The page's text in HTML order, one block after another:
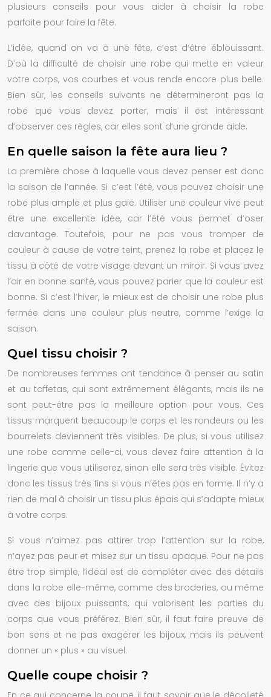
plusieurs conseils pour vous aider à choisir la robe
parfaite pour faire la fête.
L’idée, quand on va à une fête, c’est d’être éblouissant.
D’où la difficulté de choisir une robe qui mette en valeur
votre corps, vos courbes et vous rende encore plus belle.
Bien sûr, les conseils suivants ne détermineront pas la
robe que vous devez porter, mais il est intéressant
d’observer ces règles, car elles sont d’une grande aide.
En quelle saison la fête aura lieu ?
La première chose à laquelle vous devez penser est donc
la saison de l’année. Si c’est l’été, vous pouvez choisir une
robe plus ample et plus gaie. Utiliser une couleur vive peut
être une excellente idée, car l’été vous permet d’oser
davantage. Toutefois, pour ne pas vous tromper de
couleur à cause de votre teint, prenez la robe et placez le
tissu à côté de votre visage devant un miroir. Si vous avez
l’air en bonne santé, vous pouvez parier que la couleur est
bonne. Si c’est l’hiver, le mieux est de choisir une robe plus
fermée dans une couleur plus neutre, comme l’exige la
saison.
Quel tissu choisir ?
De nombreuses femmes ont tendance à penser au satin
et au taffetas, qui sont extrêmement élégants, mais ils ne
sont peut-être pas la meilleure option pour vous. Ces
tissus marquent beaucoup le corps et les rondeurs ou les
bourrelets deviennent très visibles. De plus, si vous utilisez
une robe comme celle-ci, vous devez faire attention à la
lingerie que vous utiliserez, sinon elle sera très visible. Évitez
donc les tissus très fins si vous n’êtes pas en forme. Il n’y a
rien de mal à choisir un tissu plus épais qui s’adapte mieux
à votre corps.
Si vous n’aimez pas attirer trop l’attention sur la robe,
n’ayez pas peur et misez sur un tissu opaque. Pour ne pas
être trop simple, l’idéal est de compléter avec des détails
dans la robe elle-même, comme des broderies, ou même
avec des bijoux puissants, qui valorisent les parties du
corps que vous préférez. Bien sûr, il faut faire preuve de
bon sens et ne pas exagérer les bijoux, mais ils peuvent
donner un « plus » au visuel.
Quelle coupe choisir ?